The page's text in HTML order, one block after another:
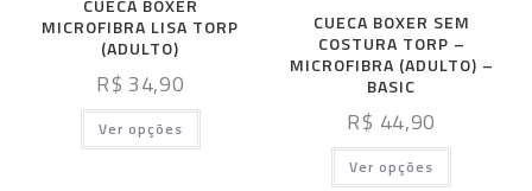
CUECA BOXER
MICROFIBRA LISA TORP
(ADULTO)
R$ 34,90
Ver opções
CUECA BOXER SEM
COSTURA TORP –
MICROFIBRA (ADULTO) –
BASIC
R$ 44,90
Ver opções